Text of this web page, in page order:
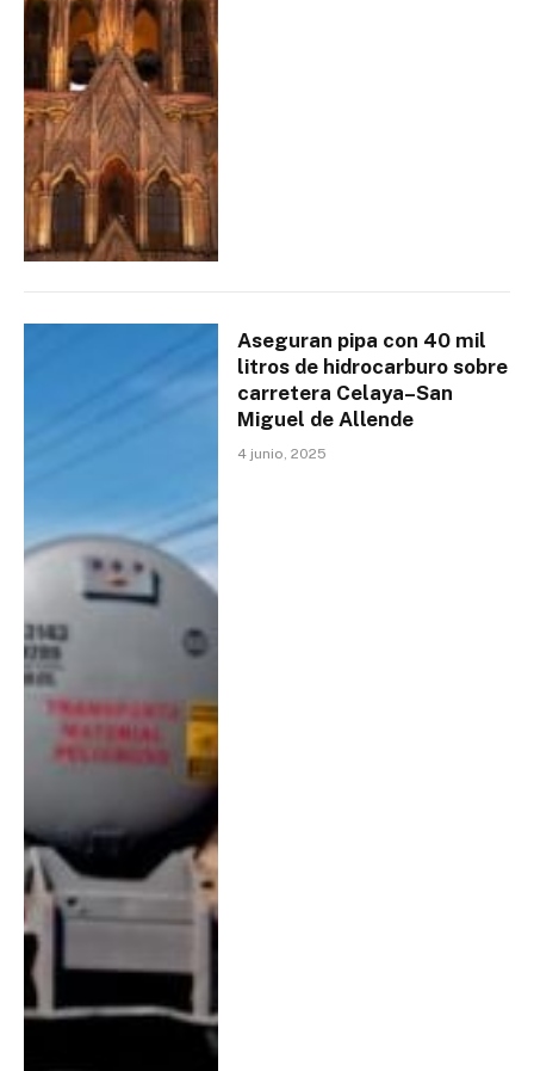
Aseguran pipa con 40 mil
litros de hidrocarburo sobre
carretera Celaya–San
Miguel de Allende
4 junio, 2025